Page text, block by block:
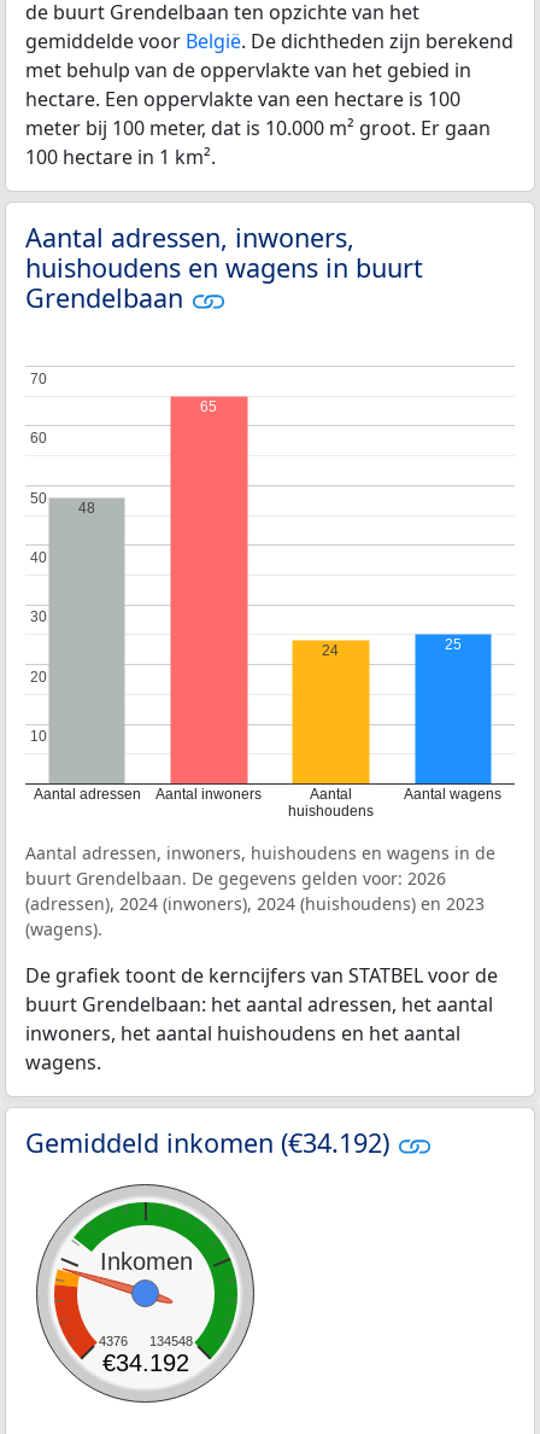
de buurt Grendelbaan ten opzichte van het
gemiddelde voor België. De dichtheden zijn berekend
met behulp van de oppervlakte van het gebied in
hectare. Een oppervlakte van een hectare is 100
meter bij 100 meter, dat is 10.000 m² groot. Er gaan
100 hectare in 1 km².
Aantal adressen, inwoners,
huishoudens en wagens in buurt
Grendelbaan
Aantal adressen Aantal inwoners
Aantal
huishoudens
Aantal wagens
10
10
20
20
30
30
40
40
50
50
60
60
70
70
48
65
24 25
Aantal adressen, inwoners, huishoudens en wagens in de
buurt Grendelbaan. De gegevens gelden voor: 2026
(adressen), 2024 (inwoners), 2024 (huishoudens) en 2023
(wagens).
De grafiek toont de kerncijfers van STATBEL voor de
buurt Grendelbaan: het aantal adressen, het aantal
inwoners, het aantal huishoudens en het aantal
wagens.
Gemiddeld inkomen (€34.192)
Inkomen
4376 134548
€34.192